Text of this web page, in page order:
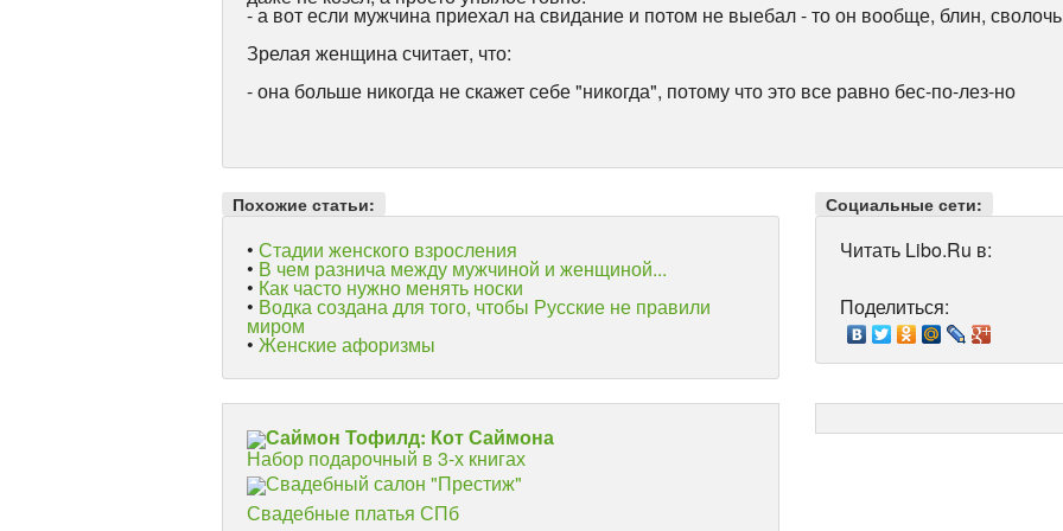
- а вот если мужчина приехал на свидание и потом не выебал - то он вообще, блин,
Зрелая женщина считает, что:
- она больше никогда не скажет себе "никогда", потому что это все равно бес-по-лез-но
Похожие статьи:
• Стадии женского взросления
• В чем разнича между мужчиной и женщиной...
• Как часто нужно менять носки
• Водка создана для того, чтобы Русские не правили
миром
• Женские афоризмы
Социальные сети:
Читать Libo.Ru в:
Поделиться:
Саймон Тофилд: Кот Саймона
Набор подарочный в 3-х книгах
Свадебный салон "Престиж"
Свадебные платья СПб